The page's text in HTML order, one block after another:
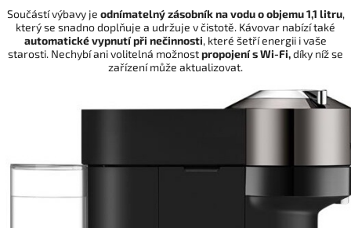
Součástí výbavy je odnímatelný zásobník na vodu o objemu 1,1 litru,
který se snadno doplňuje a udržuje v čistotě. Kávovar nabízí také
automatické vypnutí při nečinnosti, které šetří energii i vaše
starosti. Nechybí ani volitelná možnostpropojení s Wi-Fi,díky níž se
zařízení může aktualizovat.